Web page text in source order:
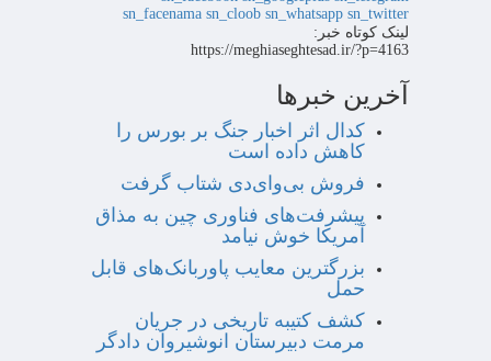
sn_facenama sn_cloob sn_whatsapp sn_twitter
لینک کوتاه خبر:
https://meghiaseghtesad.ir/?p=4163
آخرین خبرها
کدال اثر اخبار جنگ بر بورس را
کاهش داده است
فروش بی‌وای‌دی شتاب گرفت
پیشرفت‌های فناوری چین به مذاق
آمریکا خوش نیامد
بزرگترین معایب پاوربانک‌های قابل
حمل
کشف کتیبه تاریخی در جریان
مرمت دبیرستان انوشیروان دادگر